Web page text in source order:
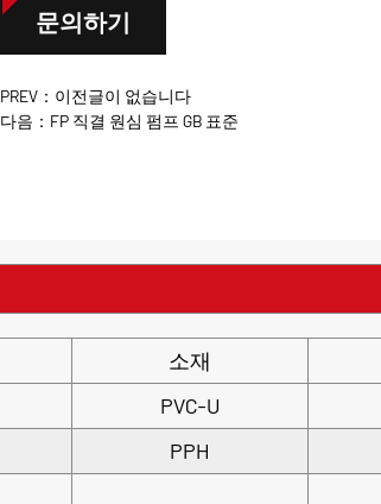
문의하기
PREV：이전글이 없습니다
다음：FP 직결 원심 펌프 GB 표준
소재
PVC-U
PPH